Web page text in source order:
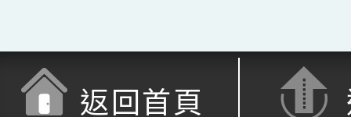
返回首頁